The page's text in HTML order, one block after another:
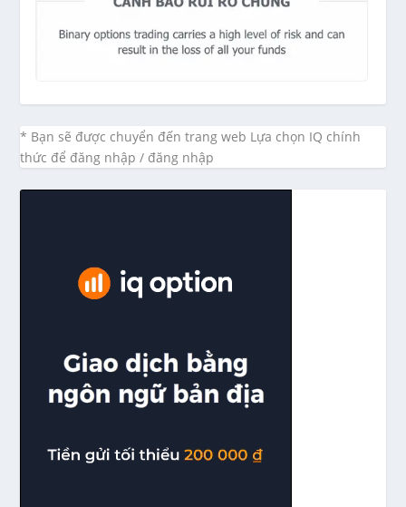
* Bạn sẽ được chuyển đến trang web Lựa chọn IQ chính
thức để đăng nhập / đăng nhập